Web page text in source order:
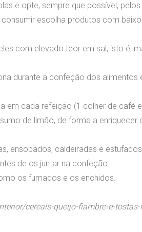
e opte, sempre que possível, pelos
escolha produtos com
com elevado teor em sal, isto é,
durante a confeção dos alimentos
em cada refeição (1 colher de café
de limão, de forma a
ensopados, caldeiradas e
de os juntar na confeção.
os fumados e os enchidos.
cereais-queijo-fiambre-e-